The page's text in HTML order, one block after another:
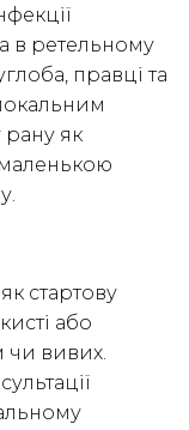
в ретельному
правці та
рану як
стартову
або
чи вивих.